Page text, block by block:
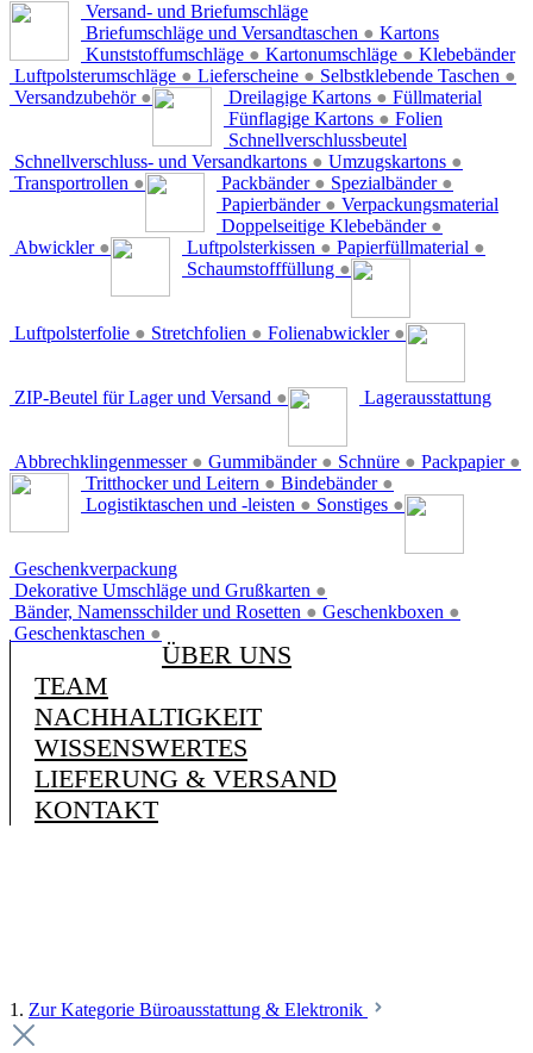
Versand- und Briefumschläge
Briefumschläge und Versandtaschen ●
Kunststoffumschläge ● Kartonumschläge ●
Luftpolsterumschläge ● Lieferscheine ● Selbstklebende Taschen ●
Versandzubehör ●
Kartons
Dreilagige Kartons ●
Fünflagige Kartons ●
Schnellverschluss- und Versandkartons ● Umzugskartons ●
Transportrollen ●
Klebebänder
Packbänder ● Spezialbänder ●
Papierbänder ●
Doppelseitige Klebebänder ●
Abwickler ●
Füllmaterial
Luftpolsterkissen ● Papierfüllmaterial ●
Schaumstofffüllung ●
Folien
Luftpolsterfolie ● Stretchfolien ● Folienabwickler ●
Schnellverschlussbeutel
ZIP-Beutel für Lager und Versand ●
Verpackungsmaterial
Abbrechklingenmesser ● Gummibänder ● Schnüre ● Packpapier ●
Lagerausstattung
Tritthocker und Leitern ● Bindebänder ●
Logistiktaschen und -leisten ● Sonstiges ●
Geschenkverpackung
Dekorative Umschläge und Grußkarten ●
Bänder, Namensschilder und Rosetten ● Geschenkboxen ●
Geschenktaschen ●
ÜBER UNS
TEAM
NACHHALTIGKEIT
WISSENSWERTES
LIEFERUNG & VERSAND
KONTAKT
1. Zur Kategorie Büroausstattung & Elektronik